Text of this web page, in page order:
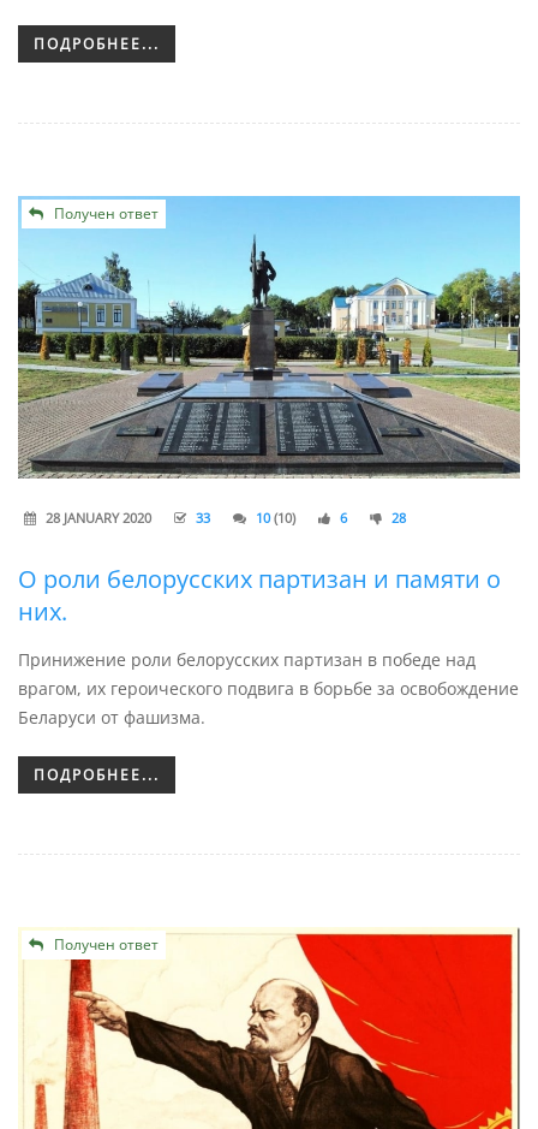
ПОДРОБНЕЕ...
Получен ответ
28 JANUARY 2020 33 10 (10) 6 28
О роли белорусских партизан и памяти о
них.
Принижение роли белорусских партизан в победе над
врагом, их героического подвига в борьбе за освобождение
Беларуси от фашизма.
ПОДРОБНЕЕ...
Получен ответ